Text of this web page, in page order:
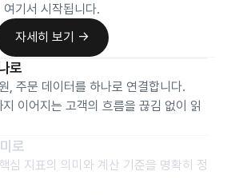
여기서 시작됩니다.
자세히 보기 →
자세히 보기 →
로
, 주문 데이터를 하나로 연결합니다.
이어지는 고객의 흐름을 끊김 없이 읽
로
심 지표의 의미와 계산 기준을 명확히 정